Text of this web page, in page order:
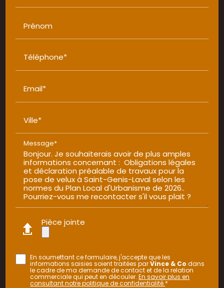
Prénom
Téléphone*
Email*
Ville*
Message*
Pièce jointe
En soumettant ce formulaire, j'accepte que les
informations saisies soient traitées parVince & Co dans
le cadre de ma demande de contact et de la relation
commerciale qui peut en découler.En savoir plus en
consultant notre politique de confidentialité.*